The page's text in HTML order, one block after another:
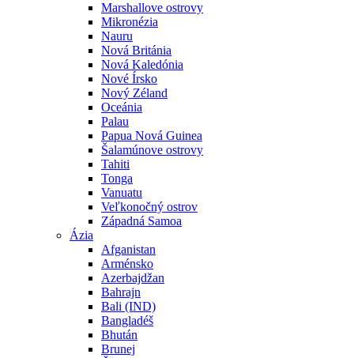
Marshallove ostrovy
Mikronézia
Nauru
Nová Británia
Nová Kaledónia
Nové Írsko
Nový Zéland
Oceánia
Palau
Papua Nová Guinea
Šalamúnove ostrovy
Tahiti
Tonga
Vanuatu
Veľkonočný ostrov
Západná Samoa
Ázia
Afganistan
Arménsko
Azerbajdžan
Bahrajn
Bali (IND)
Bangladéš
Bhután
Brunej